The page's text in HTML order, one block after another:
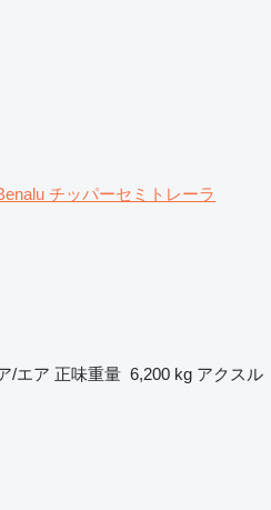
チッパーセミトレーラ
/エア 正味重量 6,200 kg アクスル